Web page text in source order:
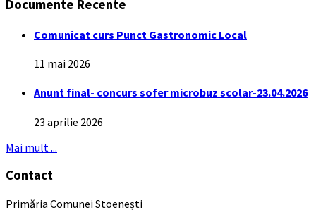
Documente Recente
Comunicat curs Punct Gastronomic Local
11 mai 2026
Anunt final- concurs sofer microbuz scolar-23.04.2026
23 aprilie 2026
Mai mult ...
Contact
Primăria Comunei Stoenești